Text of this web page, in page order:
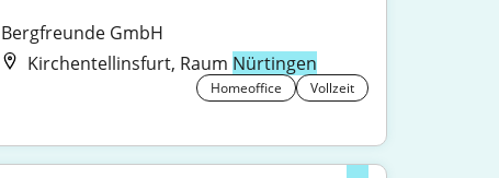
Bergfreunde GmbH
Kirchentellinsfurt, Raum Nürtingen
Homeoffice Vollzeit